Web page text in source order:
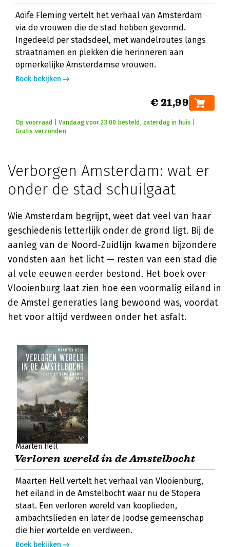
Aoife Fleming vertelt het verhaal van Amsterdam
via de vrouwen die de stad hebben gevormd.
Ingedeeld per stadsdeel, met wandelroutes langs
straatnamen en plekken die herinneren aan
opmerkelijke Amsterdamse vrouwen.
Boek bekijken
€ 21,99
Op voorraad | Vandaag voor 23:00 besteld, zaterdag in huis |
Gratis verzonden
Verborgen Amsterdam: wat er
onder de stad schuilgaat
Wie Amsterdam begrijpt, weet dat veel van haar
geschiedenis letterlijk onder de grond ligt. Bij de
aanleg van de Noord-Zuidlijn kwamen bijzondere
vondsten aan het licht — resten van een stad die
al vele eeuwen eerder bestond. Het boek over
Vlooienburg laat zien hoe een voormalig eiland in
de Amstel generaties lang bewoond was, voordat
het voor altijd verdween onder het asfalt.
Maarten Hell
Verloren wereld in de Amstelbocht
Maarten Hell vertelt het verhaal van Vlooienburg,
het eiland in de Amstelbocht waar nu de Stopera
staat. Een verloren wereld van kooplieden,
ambachtslieden en later de Joodse gemeenschap
die hier wortelde en verdween.
Boek bekijken